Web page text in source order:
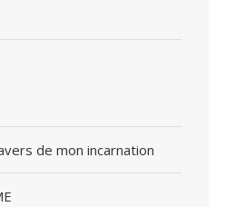
de mon incarnation